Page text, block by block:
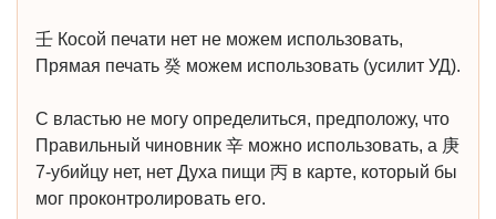
壬 Косой печати нет не можем использовать,
Прямая печать 癸 можем использовать (усилит УД).
С властью не могу определиться, предположу, что
Правильный чиновник 辛 можно использовать, а 庚
7-убийцу нет, нет Духа пищи 丙 в карте, который бы
мог проконтролировать его.